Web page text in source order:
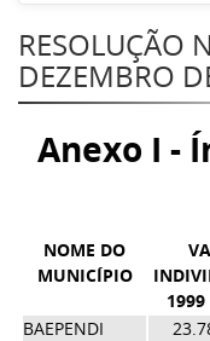
RESOLUÇÃO
DEZEMBRO
Anexo I -
NOME DO
MUNICÍPIO
1999
BAEPENDI